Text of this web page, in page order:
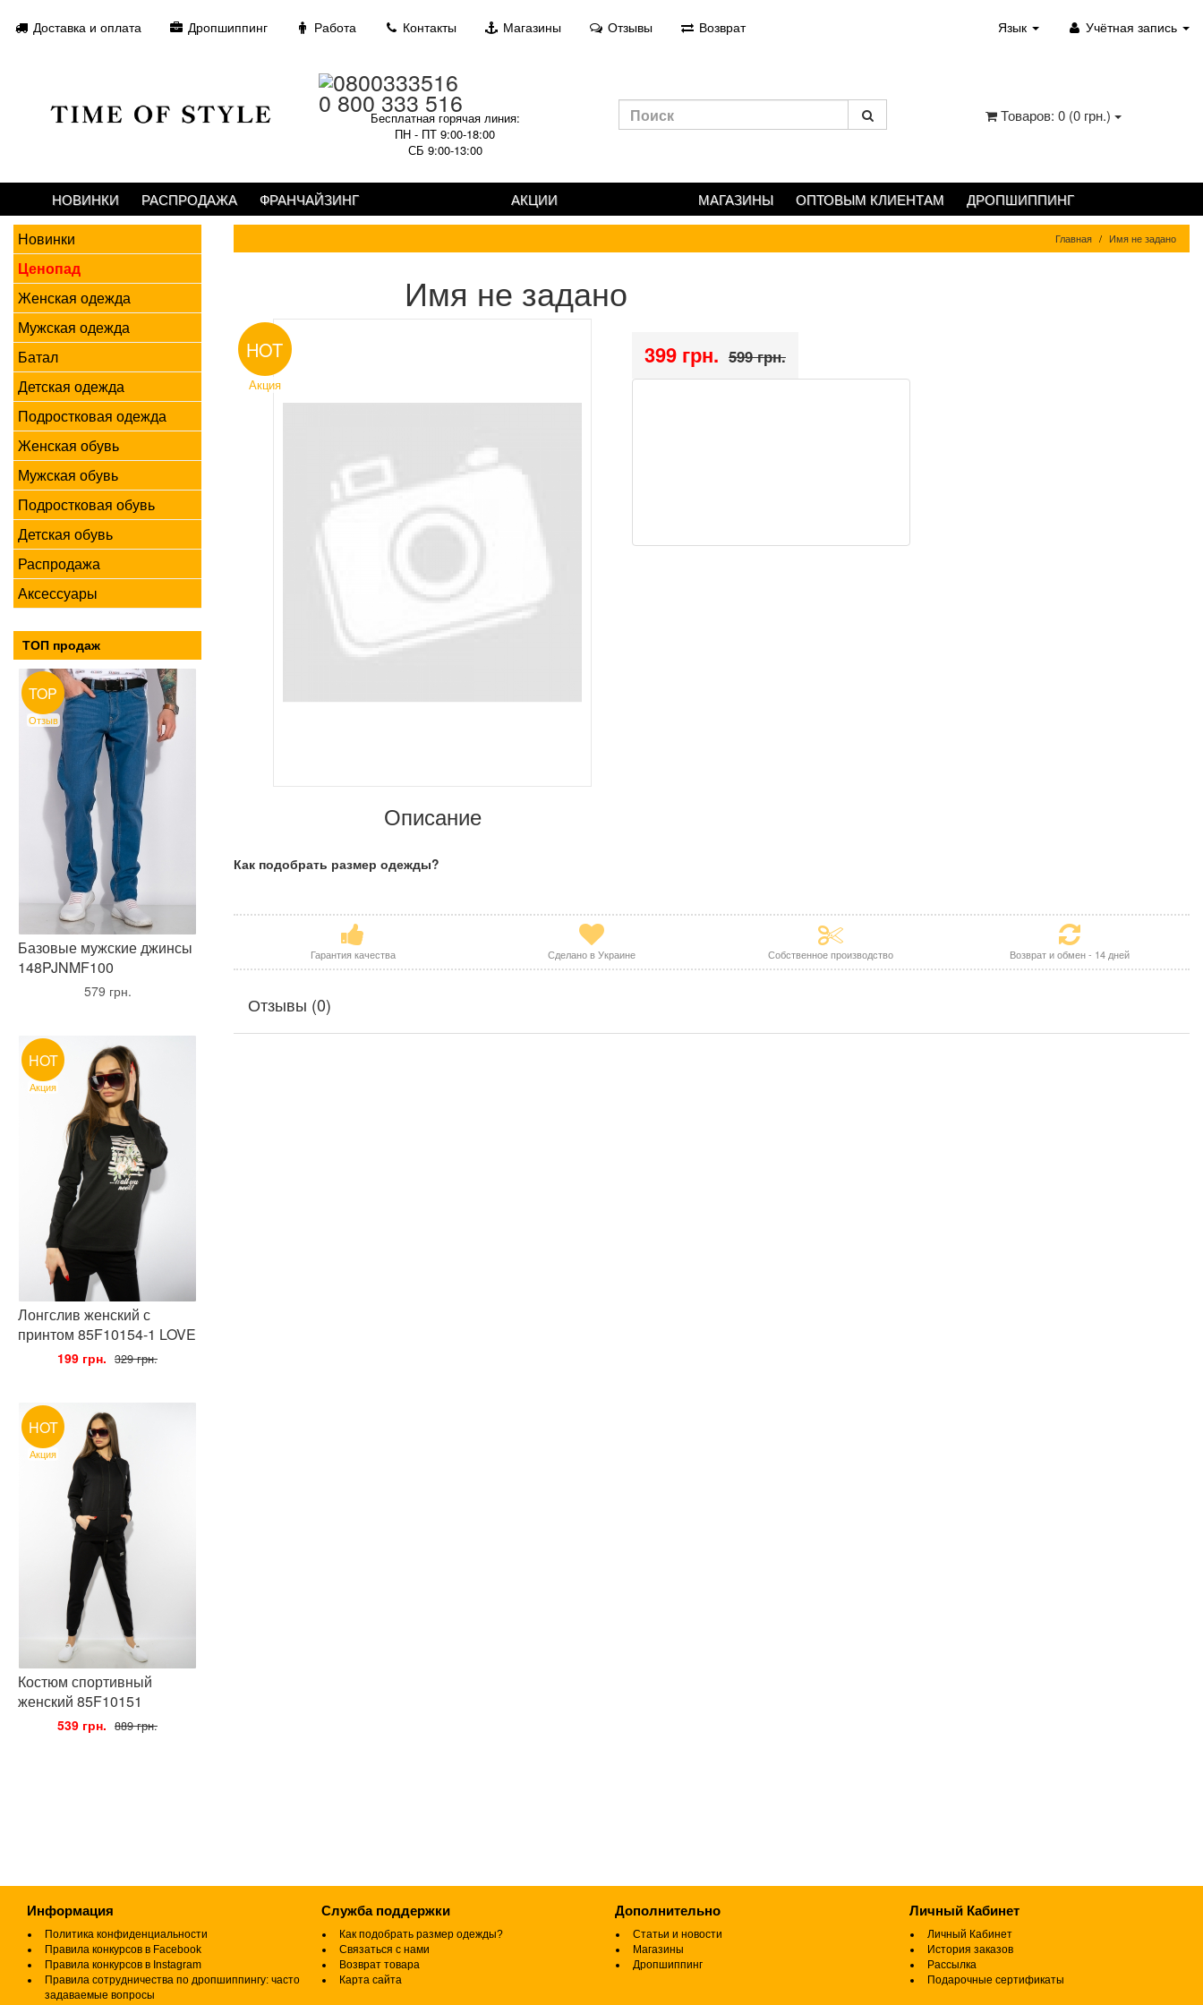
Доставка и оплата Дропшиппинг Работа Контакты Магазины Отзывы Возврат Язык Учётная запись
0 800 333 516
Бесплатная горячая линия:
ПН - ПТ 9:00-18:00
СБ 9:00-13:00
Товаров: 0 (0 грн.)
НОВИНКИ РАСПРОДАЖА ФРАНЧАЙЗИНГ АКЦИИ МАГАЗИНЫ ОПТОВЫМ КЛИЕНТАМ ДРОПШИППИНГ
Новинки
Ценопад
Женская одежда
Мужская одежда
Батал
Детская одежда
Подростковая одежда
Женская обувь
Мужская обувь
Подростковая обувь
Детская обувь
Распродажа
Аксессуары
ТОП продаж
TOP
Отзыв
Базовые мужские джинсы
148PJNMF100
579 грн.
HOT
Акция
Лонгслив женский с
принтом 85F10154-1 LOVE
199 грн. 329 грн.
HOT
Акция
Костюм спортивный
женский 85F10151
539 грн. 889 грн.
Главная Имя не задано
Имя не задано
HOT
Акция
Описание
399 грн. 599 грн.
Как подобрать размер одежды?
Гарантия качества Сделано в Украине Собственное производство Возврат и обмен - 14 дней
Отзывы (0)
Информация
Политика конфиденциальности
Правила конкурсов в Facebook
Правила конкурсов в Instagram
Правила сотрудничества по дропшиппингу: часто
задаваемые вопросы
Служба поддержки
Как подобрать размер одежды?
Связаться с нами
Возврат товара
Карта сайта
Дополнительно
Статьи и новости
Магазины
Дропшиппинг
Личный Кабинет
Личный Кабинет
История заказов
Рассылка
Подарочные сертификаты